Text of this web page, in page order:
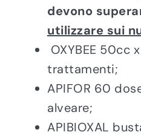
devono
utilizzare sui
OXYBEE 50cc
trattamenti;
APIFOR 60
alveare;
APIBIOXAL